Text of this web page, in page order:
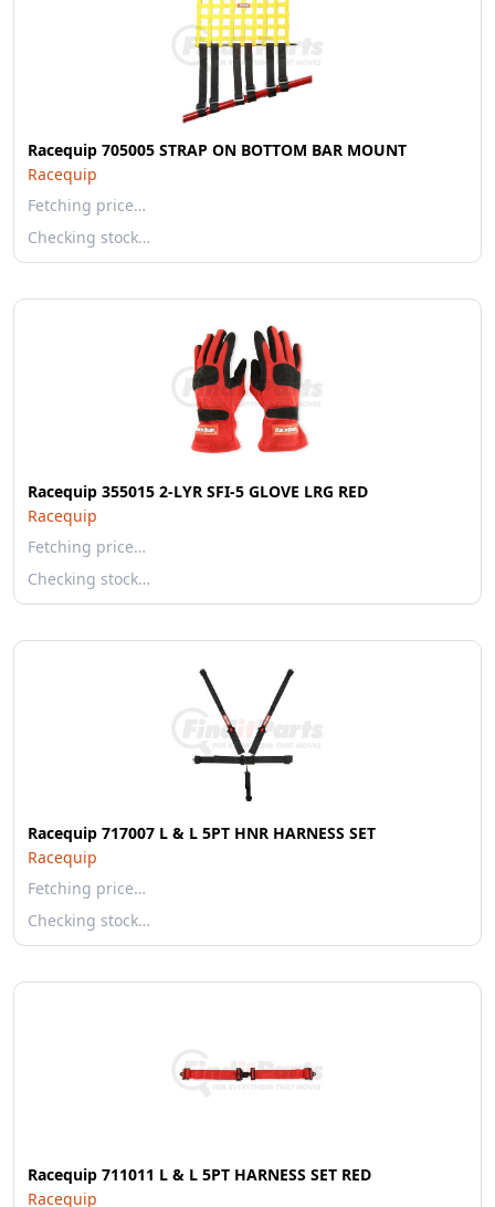
Racequip 705005 STRAP ON BOTTOM BAR MOUNT
Racequip
Fetching price…
Checking stock…
Racequip 355015 2-LYR SFI-5 GLOVE LRG RED
Racequip
Fetching price…
Checking stock…
Racequip 717007 L & L 5PT HNR HARNESS SET
Racequip
Fetching price…
Checking stock…
Racequip 711011 L & L 5PT HARNESS SET RED
Racequip